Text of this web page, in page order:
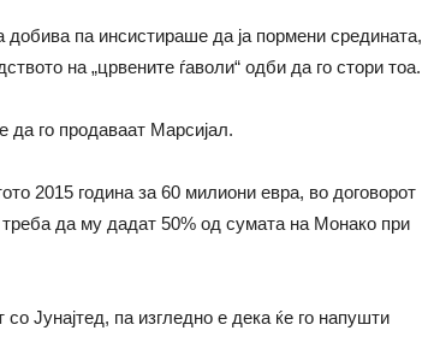
добива па инсистираше да ја пормени средината,
на „црвените ѓаволи“ одби да го стори тоа.
да го продаваат Марсијал.
2015 година за 60 милиони евра, во договорот
да му дадат 50% од сумата на Монако при
Јунајтед, па изгледно е дека ќе го напушти